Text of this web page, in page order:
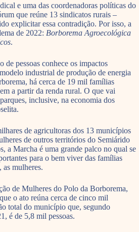
e uma das coordenadoras políticas do
que reúne 13 sindicatos rurais –
explicitar essa contradição. Por isso, a
de 2022: Borborema Agroecológica
.
de pessoas conhece os impactos
industrial de produção de energia
há cerca de 19 mil famílias
a partir da renda rural. O que vai
inclusive, na economia dos
de agricultoras dos 13 municípios
de outros territórios do Semiárido
a Marcha é uma grande palco no qual se
para o bem viver das famílias
as mulheres.
de Mulheres do Polo da Borborema,
o ato reúna cerca de cinco mil
total do município que, segundo
é de 5,8 mil pessoas.